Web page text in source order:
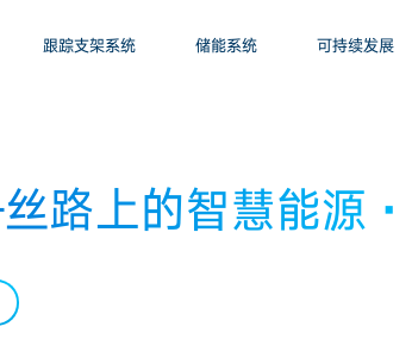
跟踪支架系统 储能系统 可持续发展
路上的智慧能源